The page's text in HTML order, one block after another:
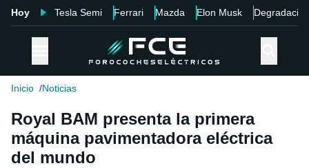
Hoy Tesla Semi Ferrari Mazda Elon Musk Degradación
Inicio Noticias
Royal BAM presenta la primera
máquina pavimentadora eléctrica
del mundo